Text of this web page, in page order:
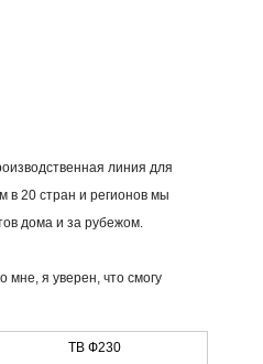
линия для
в 20 стран и регионов мы
дома и за рубежом.
мне, я уверен, что смогу
ТВ Ф230